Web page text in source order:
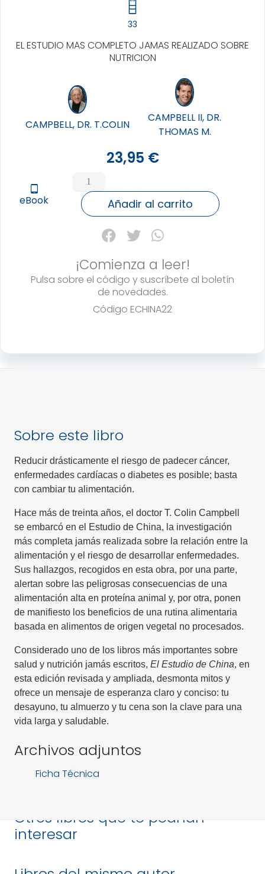
33
EL ESTUDIO MAS COMPLETO JAMAS REALIZADO SOBRE
NUTRICION
CAMPBELL, DR. T.COLIN
CAMPBELL II, DR.
THOMAS M.
23,95 €
eBook
ESTUDIO
CHINA.
EDICION
REVISADA
EL
cantidad
Añadir al carrito
¡Comienza a leer!
Pulsa sobre el código y suscríbete al boletín
de novedades.
Código ECHINA22
Sobre este libro
Reducir drásticamente el riesgo de padecer cáncer,
enfermedades cardíacas o diabetes es posible; basta
con cambiar tu alimentación.
Hace más de treinta años, el doctor T. Colin Campbell
se embarcó en el Estudio de China, la investigación
más completa jamás realizada sobre la relación entre la
alimentación y el riesgo de desarrollar enfermedades.
Sus hallazgos, recogidos en esta obra, por una parte,
alertan sobre las peligrosas consecuencias de una
alimentación alta en proteína animal y, por otra, ponen
de manifiesto los beneficios de una rutina alimentaria
basada en alimentos de origen vegetal no procesados.
Considerado uno de los libros más importantes sobre
salud y nutrición jamás escritos, El Estudio de China, en
esta edición revisada y ampliada, desmonta mitos y
ofrece un mensaje de esperanza claro y conciso: tu
desayuno, tu almuerzo y tu cena son la clave para una
vida larga y saludable.
Archivos adjuntos
Ficha Técnica
Otros libros que te podrían
interesar